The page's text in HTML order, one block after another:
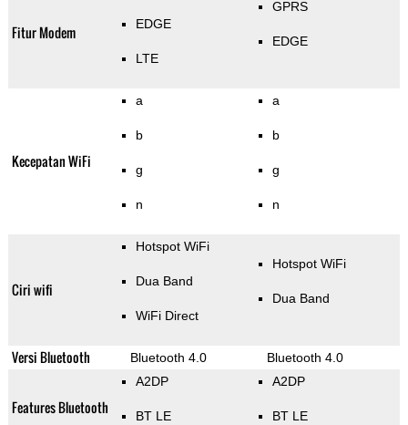
Fitur Modem EDGE
LTE
GPRS
EDGE
Kecepatan WiFi
a
b
g
n
a
b
g
n
Ciri wifi
Hotspot WiFi
Dua Band
WiFi Direct
Hotspot WiFi
Dua Band
Versi Bluetooth Bluetooth 4.0 Bluetooth 4.0
Features Bluetooth
A2DP
BT LE
A2DP
BT LE